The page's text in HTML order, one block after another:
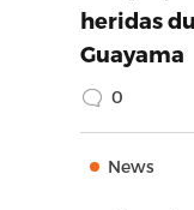
heridas
Guayama
0
News